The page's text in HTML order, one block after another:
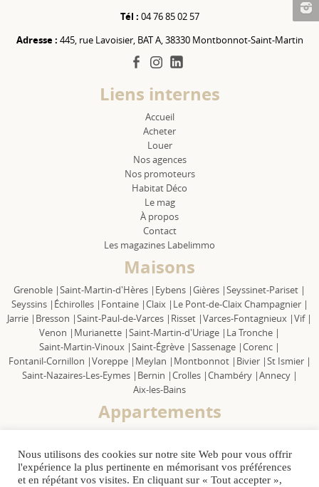
Tél : 04 76 85 02 57
Adresse : 445, rue Lavoisier, BAT A, 38330 Montbonnot-Saint-Martin
facebook
instagram
Liens internes
Accueil
Acheter
Louer
Nos agences
Nos promoteurs
Habitat Déco
Le mag
À propos
Contact
Les magazines Labelimmo
Maisons
Grenoble |Saint-Martin-d'Hères | Eybens |Gières |Seyssinet-Pariset |
Seyssins | Échirolles | Fontaine |Claix | Le Pont-de-Claix Champagnier |
Jarrie | Bresson |Saint-Paul-de-Varces | Risset |Varces-Fontagnieux |Vif |
Venon | Murianette |Saint-Martin-d'Uriage | La Tronche |
Saint-Martin-Vinoux |Saint-Égrève |Sassenage |Corenc |
Fontanil-Cornillon |Voreppe | Meylan | Montbonnot | Bivier |St Ismier |
Saint-Nazaires-Les-Eymes | Bernin |Crolles |Chambéry |Annecy |
Aix-les-Bains
Appartements
Seyssins |Échirolles | Fontaine | Claix |
Le Pont-de-Claix Champagnier |
Jarrie |Bresson |Saint Paul-de-Varces |Risset |Varces-Fontagnieux |
Venon |Murianette | Saint-Martin-d'Uriage |La Tronche |
Nous utilisons des cookies sur notre site Web pour vous offrir
l'expérience la plus pertinente en mémorisant vos préférences
et en répétant vos visites. En cliquant sur « Tout accepter »,